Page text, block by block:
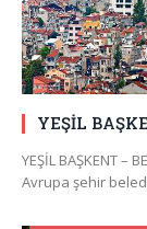
YEŞİL
YEŞİL BAŞKENT –
Avrupa şehir